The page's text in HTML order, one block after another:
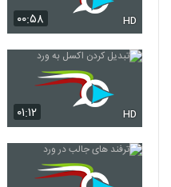
۰۰:۵۸ HD
۰۱:۱۲ HD